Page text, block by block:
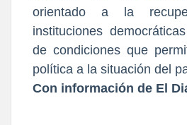
orientado a la
instituciones
de condiciones que
política a la situación del
Con información de El